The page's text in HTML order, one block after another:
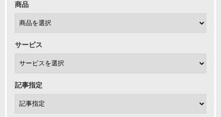
商品
サービス
記事指定